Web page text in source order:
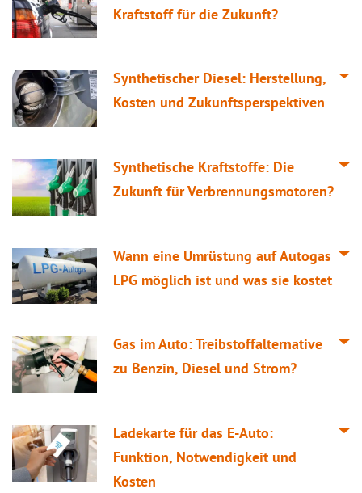
Kraftstoff für die Zukunft?
Synthetischer Diesel: Herstellung,
Kosten und Zukunftsperspektiven
Synthetische Kraftstoffe: Die
Zukunft für Verbrennungsmotoren?
Wann eine Umrüstung auf Autogas
LPG möglich ist und was sie kostet
Gas im Auto: Treibstoffalternative
zu Benzin, Diesel und Strom?
Ladekarte für das E-Auto:
Funktion, Notwendigkeit und
Kosten